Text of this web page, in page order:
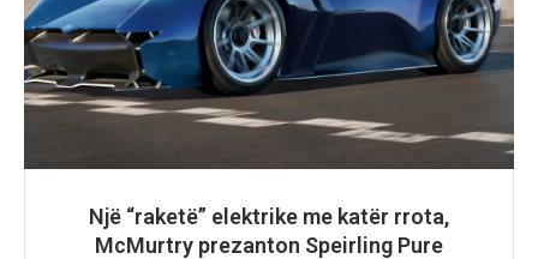
Një “raketë” elektrike me katër rrota,
McMurtry prezanton Speirling Pure